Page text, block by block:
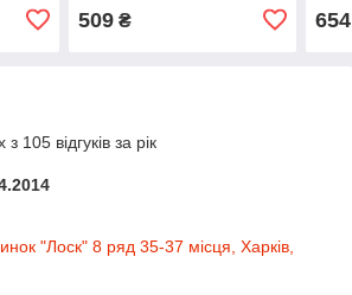
509₴ 654
105 відгуків за рік
"Лоск" 8 ряд 35-37 місця, Харків,